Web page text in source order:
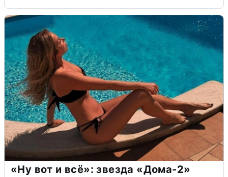
«Ну вот и всё»: звезда «Дома-2»